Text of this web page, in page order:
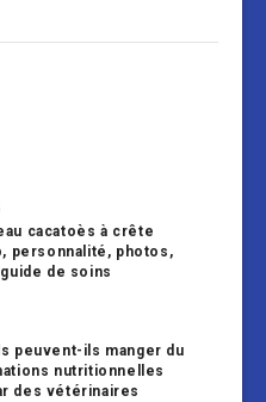
cacatoès à crête
personnalité, photos,
de soins
peuvent-ils manger du
nutritionnelles
des vétérinaires